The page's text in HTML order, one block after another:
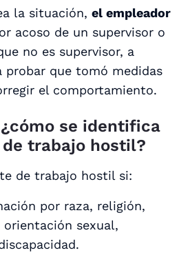
la situación, el empleador
acoso de un supervisor o
no es supervisor, a
probar que tomó medidas
el comportamiento.
se identifica
trabajo hostil?
de trabajo hostil si:
por raza, religión,
orientación sexual,